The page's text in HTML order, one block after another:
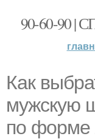
90-60-90
Как
мужскую
по форме